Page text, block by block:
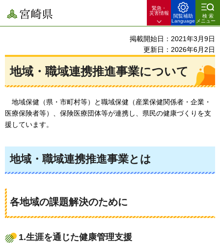
宮崎県
緊急・
災害情報
閲覧補助
Language
検索
メニュー
掲載開始日：2021年3月9日
更新日：2026年6月2日
地域・職域連携推進事業について
地域保健（県・市町村等）と職域保健（産業保健関係者・企業・
医療保険者等）、保険医療団体等が連携し、県民の健康づくりを支
援しています。
地域・職域連携推進事業とは
各地域の課題解決のために
1.生涯を通じた健康管理支援